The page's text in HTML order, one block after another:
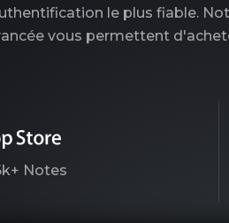
le plus fiable.
vous permettent
Notes